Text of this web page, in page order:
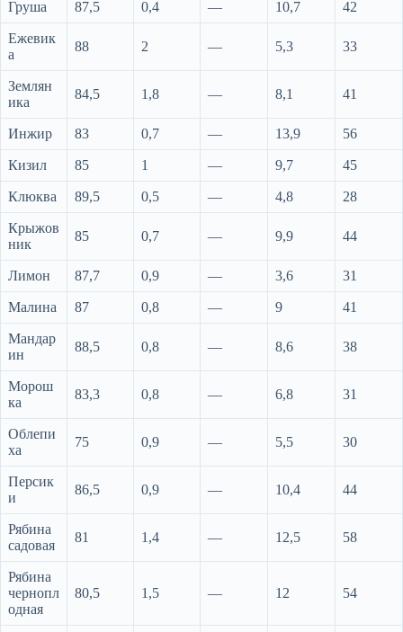
Груша 87,5 0,4 — 10,7 42
Ежевик
а
88 2 — 5,3 33
Землян
ика
84,5 1,8 — 8,1 41
Инжир 83 0,7 — 13,9 56
Кизил 85 1 — 9,7 45
Клюква 89,5 0,5 — 4,8 28
Крыжов
ник
85 0,7 — 9,9 44
Лимон 87,7 0,9 — 3,6 31
Малина 87 0,8 — 9 41
Мандар
ин
88,5 0,8 — 8,6 38
Морош
ка
83,3 0,8 — 6,8 31
Облепи
ха
75 0,9 — 5,5 30
Персик
и
86,5 0,9 — 10,4 44
Рябина
садовая
81 1,4 — 12,5 58
Рябина
чернопл
одная
80,5 1,5 — 12 54